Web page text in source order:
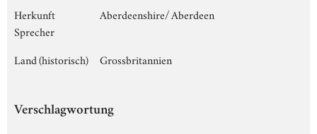
Herkunft
Sprecher
Aberdeenshire/ Aberdeen
Land (historisch) Grossbritannien
Verschlagwortung